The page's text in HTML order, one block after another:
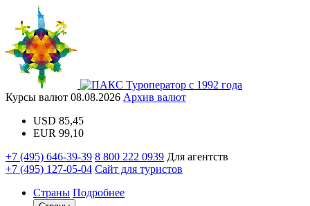
Туроператор с 1992 года
Курсы валют 08.08.2026 Архив валют
USD 85,45
EUR 99,10
+7 (495) 646-39-39 8 800 222 0939 Для агентств
+7 (495) 127-05-04 Сайт для туристов
Страны Подробнее